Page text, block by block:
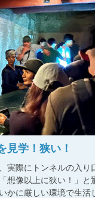
見学！狭い！
実際にトンネルの入り
想像以上に狭い！」と
かに厳しい環境で生活